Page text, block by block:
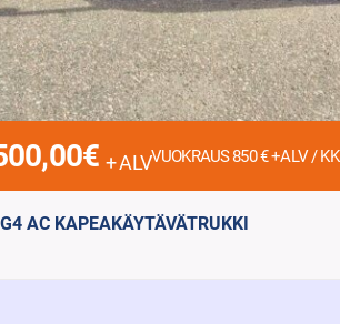
€ + ALVVUOKRAUS 850 € +ALV / KK
AC KAPEAKÄYTÄVÄTRUKKI